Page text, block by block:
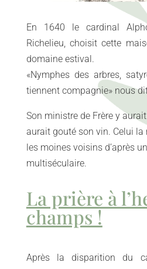
En 1640 le cardinal
Richelieu, choisit cette
domaine estival.
«Nymphes des arbres,
tiennent compagnie» nous
Son ministre de Frère y
aurait gouté son vin. Celui
les moines voisins d’après
multiséculaire.
La prière à
champs !
Après la disparition du